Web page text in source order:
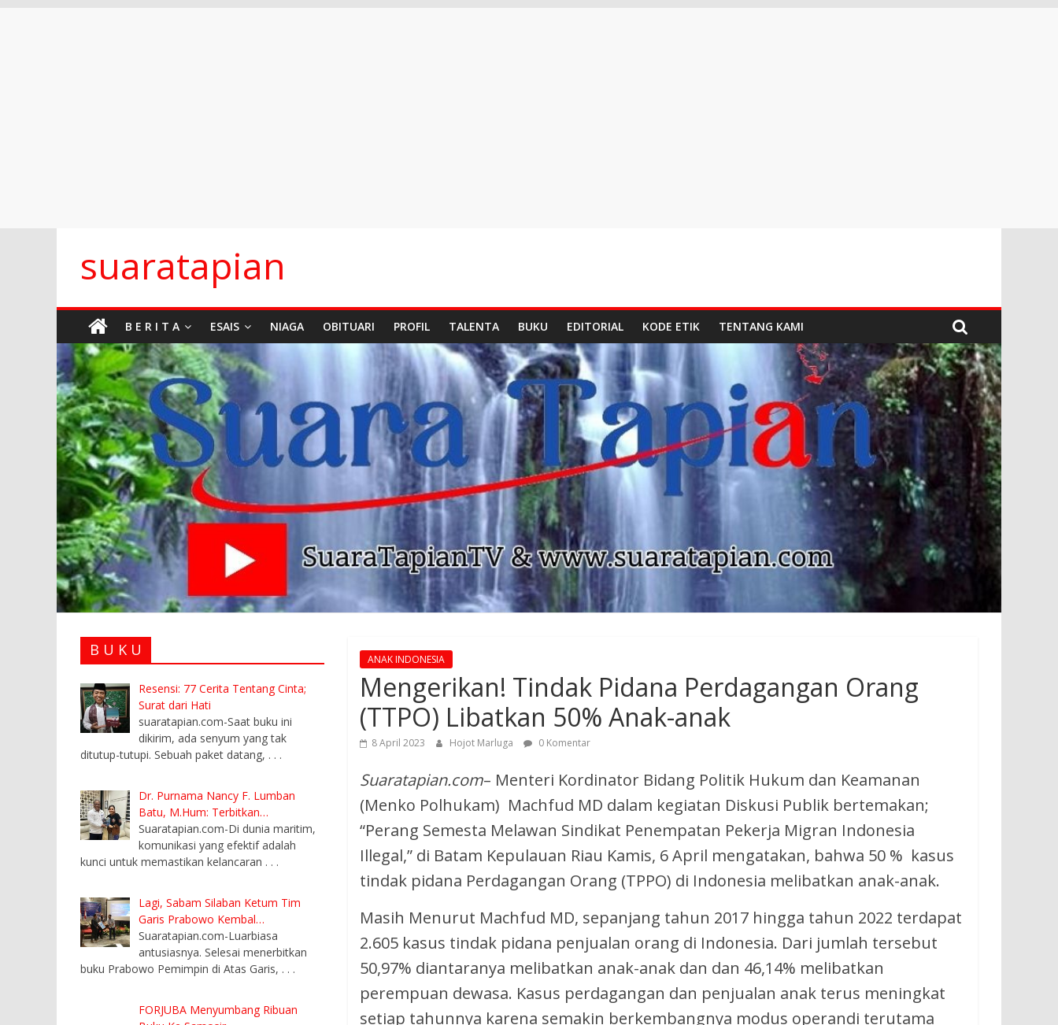
contentsuaratapian
B E R I T A ESAIS NIAGA OBITUARI PROFIL TALENTA BUKU EDITORIAL KODE ETIK TENTANG KAMI
ANAK INDONESIA
Mengerikan! Tindak Pidana Perdagangan Orang
(TTPO) Libatkan 50% Anak-anak
8 April 2023 Hojot Marluga 0 Komentar
Suaratapian.com– Menteri Kordinator Bidang Politik Hukum dan Keamanan
(Menko Polhukam) Machfud MD dalam kegiatan Diskusi Publik bertemakan;
“Perang Semesta Melawan Sindikat Penempatan Pekerja Migran Indonesia
Illegal,” di Batam Kepulauan Riau Kamis, 6 April mengatakan, bahwa 50 % kasus
tindak pidana Perdagangan Orang (TPPO) di Indonesia melibatkan anak-anak.
Masih Menurut Machfud MD, sepanjang tahun 2017 hingga tahun 2022 terdapat
2.605 kasus tindak pidana penjualan orang di Indonesia. Dari jumlah tersebut
50,97% diantaranya melibatkan anak-anak dan dan 46,14% melibatkan
perempuan dewasa. Kasus perdagangan dan penjualan anak terus meningkat
setiap tahunnya karena semakin berkembangnya modus operandi terutama
B U K U
Resensi: 77 Cerita Tentang Cinta;
Surat dari Hati
suaratapian.com-Saat buku ini
dikirim, ada senyum yang tak
ditutup-tutupi. Sebuah paket datang, . . .
Dr. Purnama Nancy F. Lumban
Batu, M.Hum: Terbitkan…
Suaratapian.com-Di dunia maritim,
komunikasi yang efektif adalah
kunci untuk memastikan kelancaran . . .
Lagi, Sabam Silaban Ketum Tim
Garis Prabowo Kembal…
Suaratapian.com-Luarbiasa
antusiasnya. Selesai menerbitkan
buku Prabowo Pemimpin di Atas Garis, . . .
FORJUBA Menyumbang Ribuan